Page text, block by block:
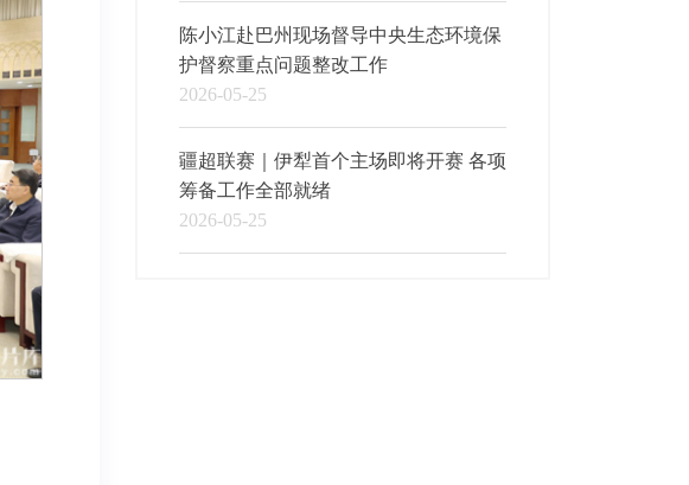
陈小江赴巴州现场督导中央生态环境保
护督察重点问题整改工作
2026-05-25
疆超联赛｜伊犁首个主场即将开赛 各项
筹备工作全部就绪
2026-05-25